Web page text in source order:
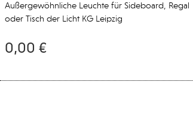
Außergewöhnliche Leuchte für Sideboard, Regal
oder Tisch der Licht KG Leipzig
0,00 €